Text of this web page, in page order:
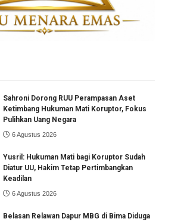
Sahroni Dorong RUU Perampasan Aset
Ketimbang Hukuman Mati Koruptor, Fokus
Pulihkan Uang Negara
6 Agustus 2026
Yusril: Hukuman Mati bagi Koruptor Sudah
Diatur UU, Hakim Tetap Pertimbangkan
Keadilan
6 Agustus 2026
Belasan Relawan Dapur MBG di Bima Diduga